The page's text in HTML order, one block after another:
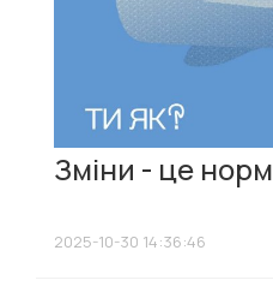
Зміни - це норм
2025-10-30 14:36:46